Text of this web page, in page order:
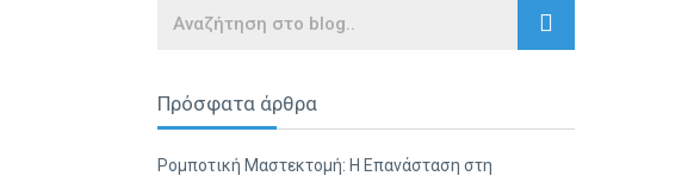
Search
Πρόσφατα άρθρα
Ρομποτική Μαστεκτομή: Η Επανάσταση στη